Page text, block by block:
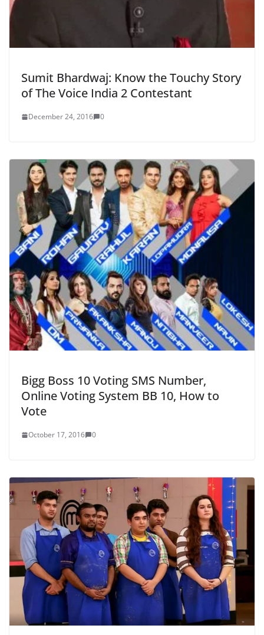
Sumit Bhardwaj: Know the Touchy Story
of The Voice India 2 Contestant
December 24, 2016 0
Bigg Boss 10 Voting SMS Number,
Online Voting System BB 10, How to
Vote
October 17, 2016 0